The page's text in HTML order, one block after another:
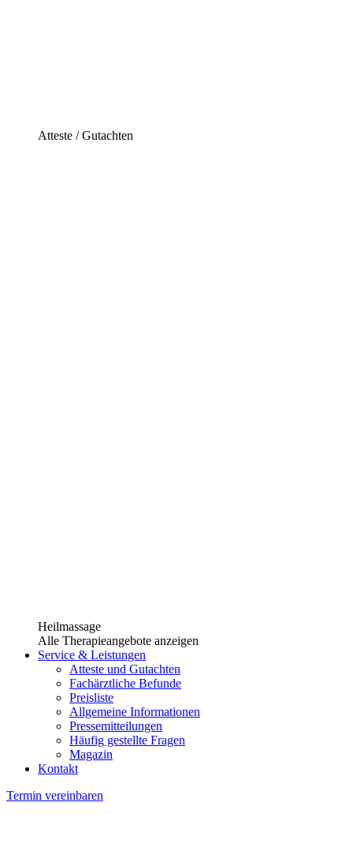
Atteste / Gutachten
Heilmassage
Alle Therapieangebote anzeigen
Service & Leistungen
Atteste und Gutachten
Fachärztliche Befunde
Preisliste
Allgemeine Informationen
Pressemitteilungen
Häufig gestellte Fragen
Magazin
Kontakt
Termin vereinbaren